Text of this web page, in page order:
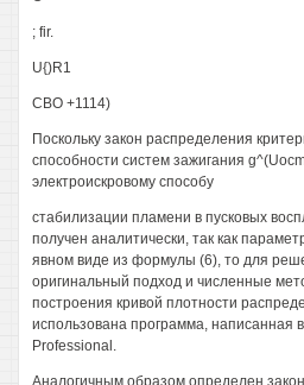
; fir.
U{)R1
CBO +1114)
Поскольку закон распределения
способности систем зажигания
электроискровому способу
стабилизации пламени в пусковых
получен аналитически, так как
явном виде из формулы (6), то для
оригинальный подход и численные
построения кривой плотности
использована программа, написанная
Professional.
Аналогичным образом определен